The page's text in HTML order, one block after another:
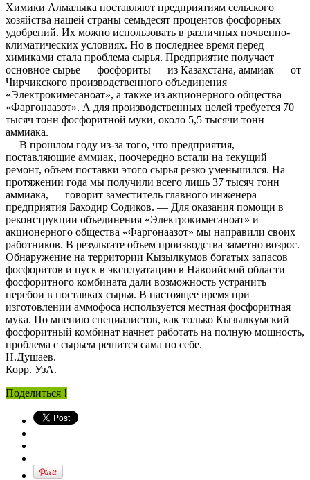
Химики Алмалыка поставляют предприятиям сельского
хозяйства нашей страны семьдесят процентов фосфорных
удобрений. Их можно использовать в различных почвенно-
климатических условиях. Но в последнее время перед
химиками стала проблема сырья. Предприятие получает
основное сырье — фосфориты — из Казахстана, аммиак — от
Чирчикского производственного объединения
«Электрокимесаноат», а также из акционерного общества
«Фаргонаазот». А для производственных целей требуется 70
тысяч тонн фосфоритной муки, около 5,5 тысячи тонн
аммиака.
— В прошлом году из-за того, что предприятия,
поставляющие аммиак, поочередно встали на текущий
ремонт, объем поставки этого сырья резко уменьшился. На
протяжении года мы получили всего лишь 37 тысяч тонн
аммиака, — говорит заместитель главного инженера
предприятия Баходир Содиков. — Для оказания помощи в
реконструкции объединения «Электрокимесаноат» и
акционерного общества «Фаргонаазот» мы направили своих
работников. В результате объем производства заметно возрос.
Обнаружение на территории Кызылкумов богатых запасов
фосфоритов и пуск в эксплуатацию в Навоийской области
фосфоритного комбината дали возможность устранить
перебои в поставках сырья. В настоящее время при
изготовлении аммофоса используется местная фосфоритная
мука. По мнению специалистов, как только Кызылкумский
фосфоритный комбинат начнет работать на полную мощность,
проблема с сырьем решится сама по себе.
Н.Душаев.
Корр. УзА.
Поделиться !